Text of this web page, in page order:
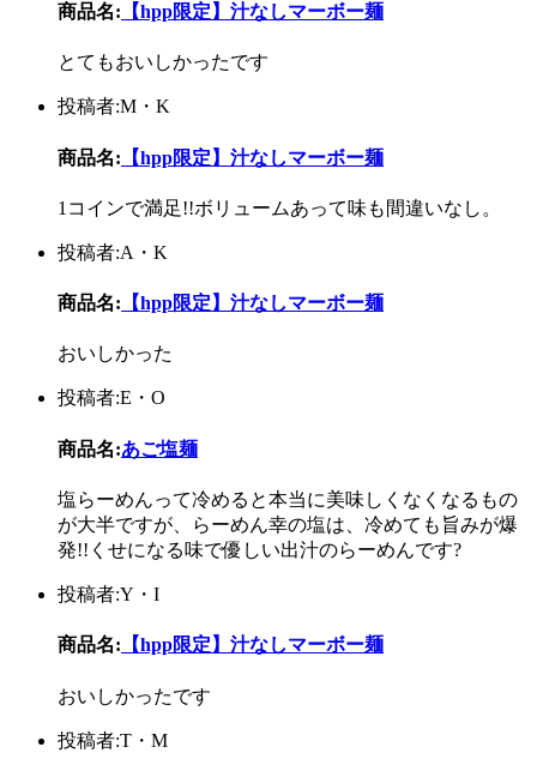
商品名: 【hpp限定】汁なしマーボー麺
とてもおいしかったです
投稿者:M・K
商品名: 【hpp限定】汁なしマーボー麺
1コインで満足!!ボリュームあって味も間違いなし。
投稿者:A・K
商品名: 【hpp限定】汁なしマーボー麺
おいしかった
投稿者:E・O
商品名:あご塩麺
塩らーめんって冷めると本当に美味しくなくなるもの
が大半ですが、らーめん幸の塩は、冷めても旨みが爆
発!!くせになる味で優しい出汁のらーめんです?
投稿者:Y・I
商品名: 【hpp限定】汁なしマーボー麺
おいしかったです
投稿者:T・M